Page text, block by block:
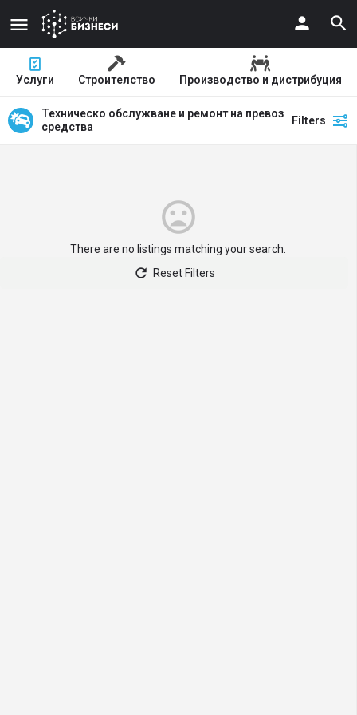
Услуги Строителство Производство и дистрибуция
Техническо обслужване и ремонт на превозни
средства
Filters
There are no listings matching your search.
Reset Filters